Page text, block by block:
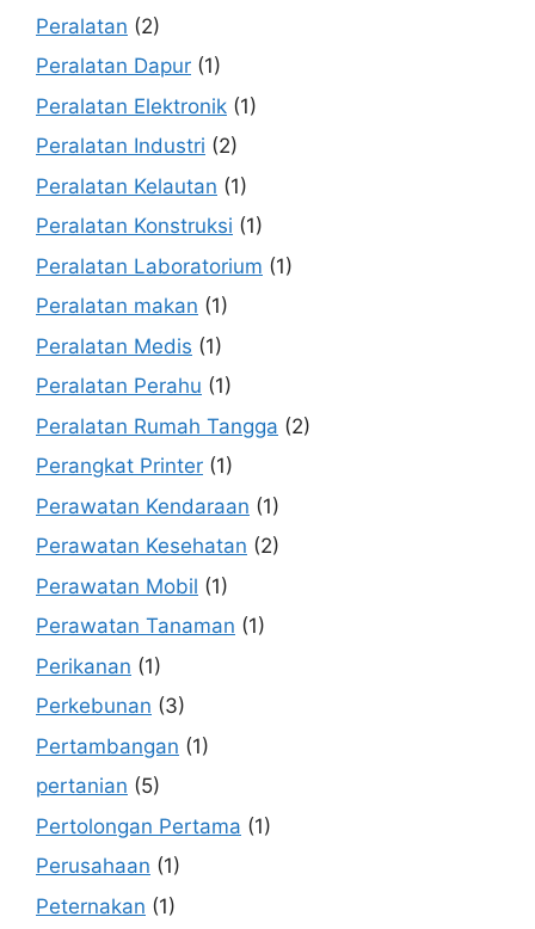
Peralatan (2)
Peralatan Dapur (1)
Peralatan Elektronik (1)
Peralatan Industri (2)
Peralatan Kelautan (1)
Peralatan Konstruksi (1)
Peralatan Laboratorium (1)
Peralatan makan (1)
Peralatan Medis (1)
Peralatan Perahu (1)
Peralatan Rumah Tangga (2)
Perangkat Printer (1)
Perawatan Kendaraan (1)
Perawatan Kesehatan (2)
Perawatan Mobil (1)
Perawatan Tanaman (1)
Perikanan (1)
Perkebunan (3)
Pertambangan (1)
pertanian (5)
Pertolongan Pertama (1)
Perusahaan (1)
Peternakan (1)